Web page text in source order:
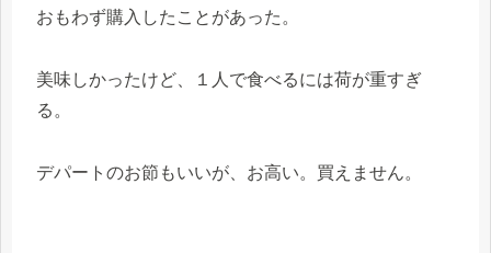
おもわず購入したことがあった。
美味しかったけど、１人で食べるには荷が重すぎ
る。
デパートのお節もいいが、お高い。買えません。